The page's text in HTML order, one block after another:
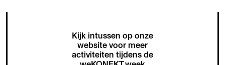
Kijk intussen op onze
website voor meer
activiteiten tijdens de